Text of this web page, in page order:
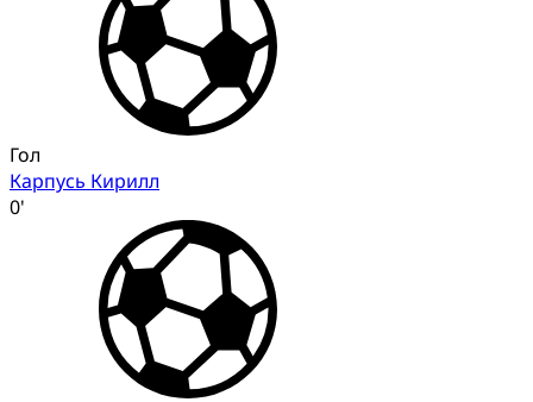
Гол
Карпусь Кирилл
0'